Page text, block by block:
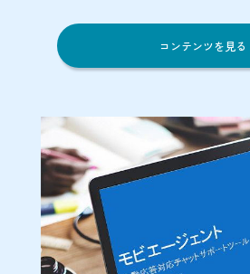
コンテンツを見る